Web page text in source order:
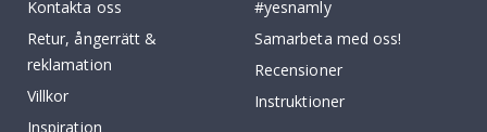
Kontakta oss
Retur, ångerrätt &
reklamation
Villkor
Inspiration
#yesnamly
Samarbeta med oss!
Recensioner
Instruktioner